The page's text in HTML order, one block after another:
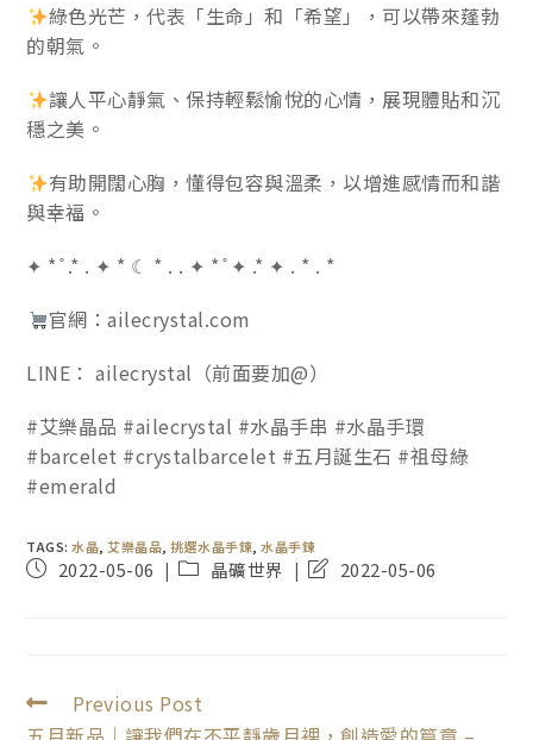
綠色光芒，代表「生命」和「希望」，可以帶來蓬勃
的朝氣。
讓人平心靜氣、保持輕鬆愉悅的心情，展現體貼和沉
穩之美。
有助開闊心胸，懂得包容與溫柔，以增進感情而和諧
與幸福。
✦ * ̊ .* . ✦ * ☾ * . . ✦ * ̊ ✦ .* ✦ . * . *
官網：ailecrystal.com
LINE： ailecrystal（前面要加@）
#艾樂晶品 #ailecrystal #水晶手串 #水晶手環
#barcelet #crystalbarcelet #五月誕生石 #祖母綠
#emerald
TAGS:水晶 艾樂晶品 挑選水晶手鍊 水晶手鍊
2022-05-06 晶礦世界 2022-05-06
Previous Post